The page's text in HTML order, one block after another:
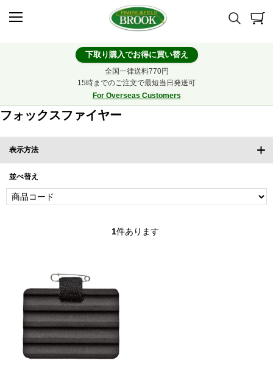
下取り購入でお得に買い替え
全国一律送料770円
15時までのご注文で最短当日発送可
For Overseas Customers
フォックスファイヤー
表示方法
並べ替え
1件あります